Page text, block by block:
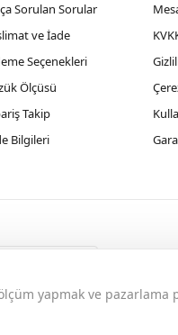
Sorulan Sorular
ve İade
Seçenekleri
Ölçüsü
Takip
Bilgileri
yapmak ve pazarlama